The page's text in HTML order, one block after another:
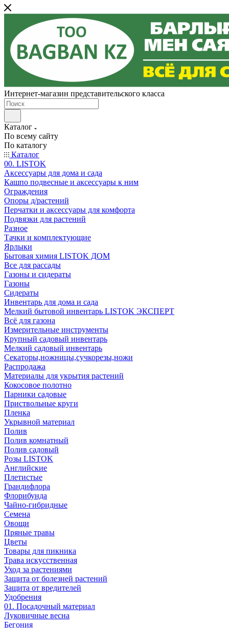
Интернет-магазин представительского класса
Каталог
По всему сайту
По каталогу
Каталог
00. LISTOK
Аксессуары для дома и сада
Кашпо подвесные и аксессуары к ним
Ограждения
Опоры д/растений
Перчатки и аксессуары для комфорта
Подвязки для растений
Разное
Тачки и комплектующие
Ярлыки
Бытовая химия LISTOK ДОМ
Все для рассады
Газоны и сидераты
Газоны
Сидераты
Инвентарь для дома и сада
Мелкий бытовой инвентарь LISTOK ЭКСПЕРТ
Всё для газона
Измерительные инструменты
Крупный садовый инвентарь
Мелкий садовый инвентарь
Секаторы,ножницы,сучкорезы,ножи
Распродажа
Материалы для укрытия растений
Кокосовое полотно
Парники садовые
Приствольные круги
Пленка
Укрывной материал
Полив
Полив комнатный
Полив садовый
Розы LISTOK
Английские
Плетистые
Грандифлора
Флорибунда
Чайно-гибридные
Семена
Овощи
Пряные травы
Цветы
Товары для пикника
Трава искусственная
Уход за растениями
Защита от болезней растений
Защита от вредителей
Удобрения
01. Посадочный материал
Луковичные весна
Бегония